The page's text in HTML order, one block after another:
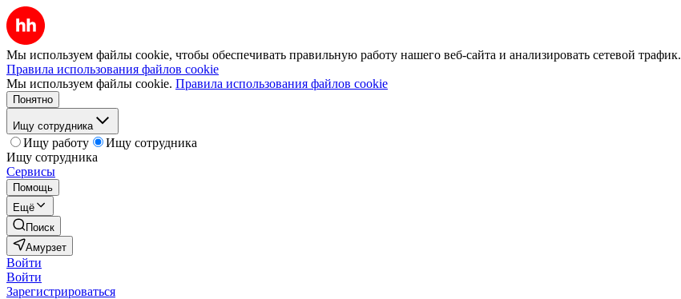
Мы используем файлы cookie, чтобы обеспечивать правильную работу нашего веб-сайта и анализировать сетевой трафик.
Правила использования файлов cookie
Мы используем файлы cookie. Правила использования файлов cookie
Понятно
Ищу сотрудника
Ищу работу
Ищу сотрудника
Ищу сотрудника
Сервисы
Помощь
Ещё
Поиск
Амурзет
Войти
Войти
Зарегистрироваться